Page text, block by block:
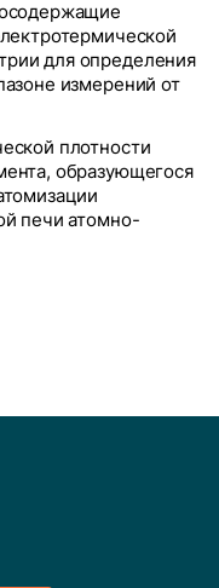
Контакты
для определения
измерений от
плотности
образующегося
печи атомно-